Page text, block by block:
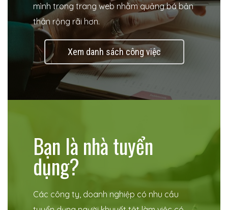
mình trong trang web nhằm quảng bá bản
thân rộng rãi hơn.
Xem danh sách công việc
Bạn là nhà tuyển
dụng?
Các công ty, doanh nghiệp có nhu cầu